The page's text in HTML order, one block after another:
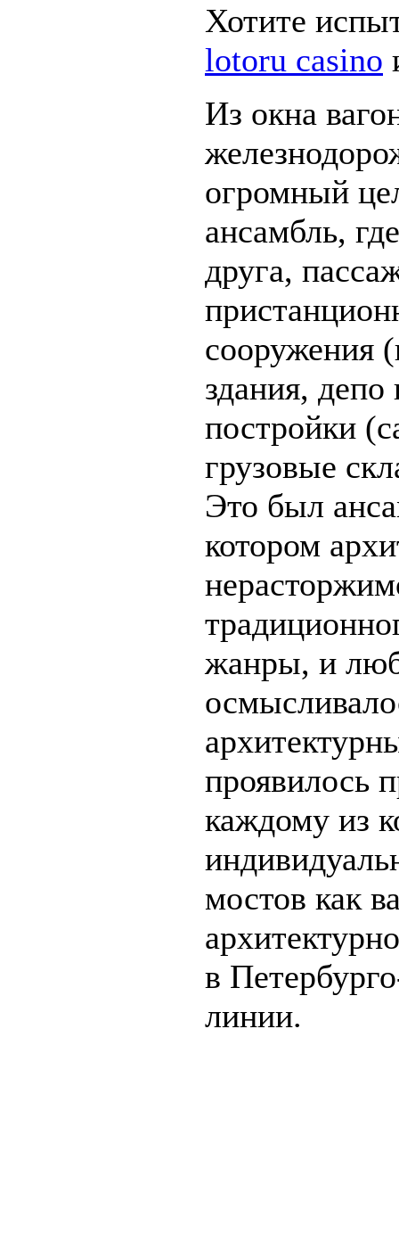
Хотите
lotoru casino
Из окна
огромный
ансамбль,
друга,
сооружения
здания, депо
постройки
грузовые
Это был
котором
жанры, и
проявилось
каждому из
мостов как
в
линии.